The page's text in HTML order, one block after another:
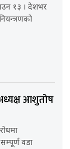
१३ । देशभर
आशुतोष
वडा